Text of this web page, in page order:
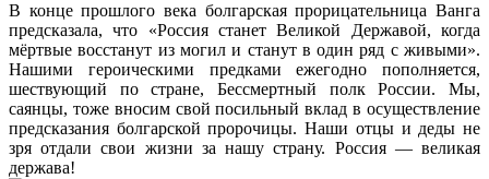
В конце прошлого века болгарская прорицательница Ванга
предсказала, что «Россия станет Великой Державой, когда
мёртвые восстанут из могил и станут в один ряд с живыми».
Нашими героическими предками ежегодно пополняется,
шествующий по стране, Бессмертный полк России. Мы,
саянцы, тоже вносим свой посильный вклад в осуществление
предсказания болгарской пророчицы. Наши отцы и деды не
зря отдали свои жизни за нашу страну. Россия — великая
держава!